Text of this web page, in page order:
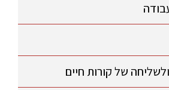
של קורות חיים